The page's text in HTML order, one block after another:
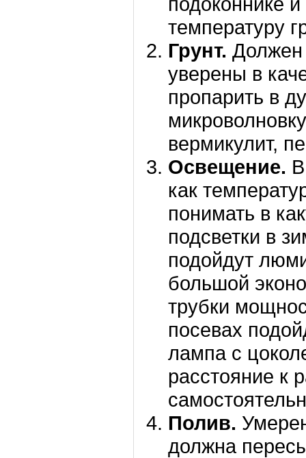
температуру
Грунт.
уверены в
пропарить в
вермикулит,
Освещение.
как
понимать в
подсветки в
подойдут
большой
трубки
посевах
лампа с
расстояние к
Полив.
должна